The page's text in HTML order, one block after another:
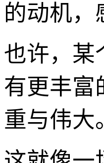
的动机，
也许，某
有更丰富
重与伟大